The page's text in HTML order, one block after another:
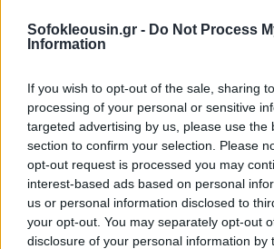
Sofokleousin.gr - Do Not Process
Information
If you wish to opt-out of the sale, sharing
processing of your personal or sensitive
targeted advertising by us, please use the
section to confirm your selection. Please
opt-out request is processed you may
interest-based ads based on personal
us or personal information disclosed to
your opt-out. You may separately opt-out
disclosure of your personal information by